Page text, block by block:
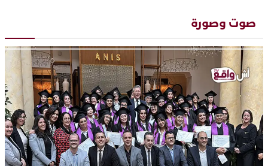
13:30دنيا بوطازوت تواصل تألقها الفني وتؤكد مكانتها بأداء مميز في
“كوفرة فالغيس”
19:11يقظة أمنية تنهي كابوس الفتاة القاصر: كواليس مثيرة لعملية تحرير
رهينتين من قبضة ذي سوابق بالجديدة
17:27اتحاد المقاولات الإعلامية يقود قاطرة التكوين بالجديدة ويستضيف
الإعلامي سعيد بلفقير في دورة استثنائية
صوت وصورة